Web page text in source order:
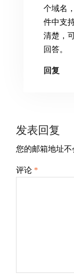
个域名
件中支
清楚，
回答。
回复
发表回复
您的邮箱地址不
评论 *